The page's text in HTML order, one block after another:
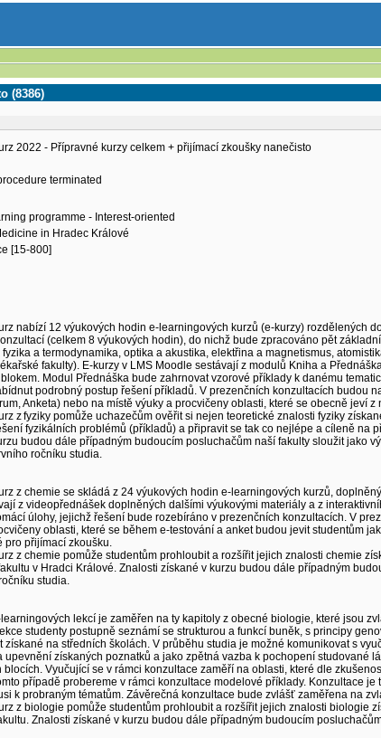
(8386)
2022 - Přípravné kurzy celkem + přijímací zkoušky nanečisto
terminated
programme - Interest-oriented
in Hradec Králové
[15-800]
nabízí 12 výukových hodin e-learningových kurzů (e-kurzy) rozdělených
(celkem 8 výukových hodin), do nichž bude zpracováno pět
a termodynamika, optika a akustika, elektřina a magnetismus,
fakulty). E-kurzy v LMS Moodle sestávají z modulů Kniha a
Modul Přednáška bude zahrnovat vzorové příklady k danému
podrobný postup řešení příkladů. V prezenčních konzultacích budou
Anketa) nebo na místě výuky a procvičeny oblasti, které se obecně jeví
z fyziky pomůže uchazečům ověřit si nejen teoretické znalosti fyziky
fyzikálních problémů (příkladů) a připravit se tak co nejlépe a cíleně na
budou dále případným budoucím posluchačům naší fakulty sloužit jako
ročníku studia.
z chemie se skládá z 24 výukových hodin e-learningových kurzů,
z videopřednášek doplněných dalšími výukovými materiály a z
úlohy, jejichž řešení bude rozebíráno v prezenčních konzultacích. V
oblasti, které se během e-testování a anket budou jevit studentům
pro přijímací zkoušku.
z chemie pomůže studentům prohloubit a rozšířit jejich znalosti chemie
v Hradci Králové. Znalosti získané v kurzu budou dále případným
studia.
lekcí je zaměřen na ty kapitoly z obecné biologie, které jsou
studenty postupně seznámí se strukturou a funkcí buněk, s principy
získané na středních školách. V průběhu studia je možné komunikovat s
upevnění získaných poznatků a jako zpětná vazba k pochopení studované
blocích. Vyučující se v rámci konzultace zaměří na oblasti, které dle
případě probereme v rámci konzultace modelové příklady. Konzultace
k probraným tématům. Závěrečná konzultace bude zvlášť zaměřena na
z biologie pomůže studentům prohloubit a rozšířit jejich znalosti biologie
Znalosti získané v kurzu budou dále případným budoucím